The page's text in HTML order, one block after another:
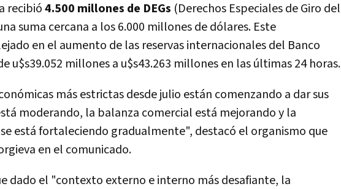
recibió4.500 millones de DEGs (Derechos Especiales de Giro del
suma cercana a los 6.000 millones de dólares. Este
en el aumento de las reservas internacionales del Banco
u$s39.052 millones a u$s43.263 millones en las últimas 24 horas.
más estrictas desde julio están comenzando a dar sus
moderando, la balanza comercial está mejorando y la
está fortaleciendo gradualmente", destacó el organismo que
en el comunicado.
dado el "contexto externo e interno más desafiante, la